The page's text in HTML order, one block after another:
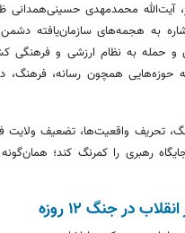
آیت‌الله محمدمهدی حسینی‌همدانی
به هجمه‌های سازمان‌یافته
و حمله به نظام ارزشی و فرهنگی
همچون رسانه، فرهنگ،
تحریف واقعیت‌ها، تضعیف ولایت
رهبری را کمرنگ کند؛
در جنگ ۱۲ روزه